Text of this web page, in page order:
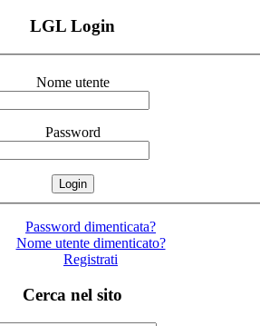
LGL Login
Nome utente
Password
Password dimenticata?
Nome utente dimenticato?
Registrati
Cerca nel sito